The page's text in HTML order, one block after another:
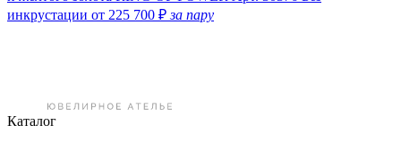
инкрустации от 225 700 ₽за пару
Каталог